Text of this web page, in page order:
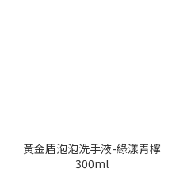
黃金盾泡泡洗手液-綠漾青檸
300ml